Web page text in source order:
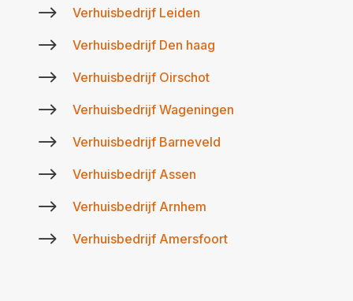
$ Verhuisbedrijf Leiden
$ Verhuisbedrijf Den haag
$ Verhuisbedrijf Oirschot
$ Verhuisbedrijf Wageningen
$ Verhuisbedrijf Barneveld
$ Verhuisbedrijf Assen
$ Verhuisbedrijf Arnhem
$ Verhuisbedrijf Amersfoort